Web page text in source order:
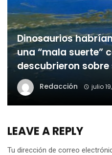
Dinosaurios
una “mala suerte”
descubrieron sobre
Redacción julio
LEAVE A REPLY
Tu dirección de correo